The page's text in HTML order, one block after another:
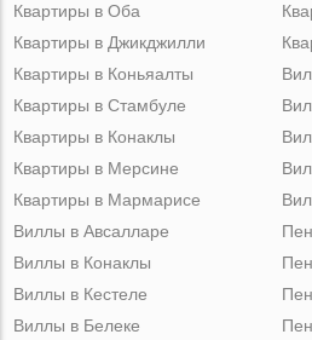
Квартиры в Оба
Квартиры в Джикджилли
Квартиры в Коньяалты
Квартиры в Стамбуле
Квартиры в Конаклы
Квартиры в Мерсине
Квартиры в Мармарисе
Виллы в Авсалларе
Виллы в Конаклы
Виллы в Кестеле
Виллы в Белеке